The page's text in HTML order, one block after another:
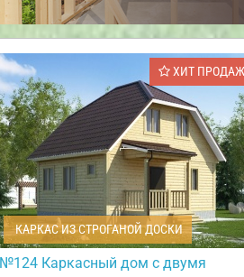
ХИТ ПРОДАЖ
КАРКАС ИЗ СТРОГАНОЙ ДОСКИ
№124 Каркасный дом с двумя